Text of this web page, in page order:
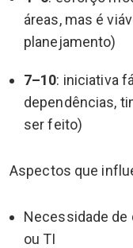
áreas, mas é
planejamento)
7–10: iniciativa
dependências,
ser feito)
Aspectos que
Necessidade
ou TI